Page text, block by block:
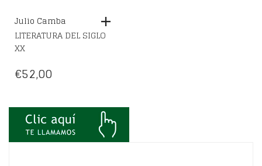
Julio Camba
LITERATURA DEL SIGLO
XX
€52,00